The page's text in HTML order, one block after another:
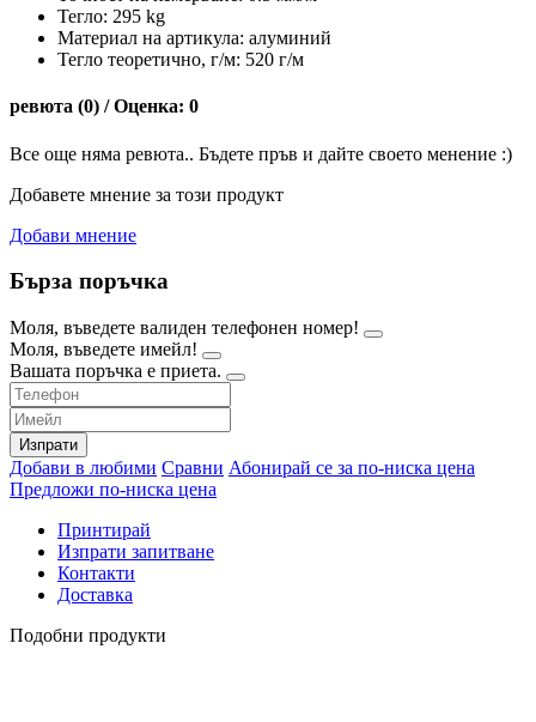
Тегло: 295 kg
Материал на артикула: алуминий
Тегло теоретично, г/м: 520 г/м
ревюта (0) / Оценка: 0
Все още няма ревюта.. Бъдете пръв и дайте своето менение :)
Добавете мнение за този продукт
Добави мнение
Бърза поръчка
Моля, въведете валиден телефонен номер!
Моля, въведете имейл!
Вашата поръчка е приета.
Изпрати
Добави в любими Сравни Абонирай се за по-ниска цена
Предложи по-ниска цена
Принтирай
Изпрати запитване
Контакти
Доставка
Подобни продукти